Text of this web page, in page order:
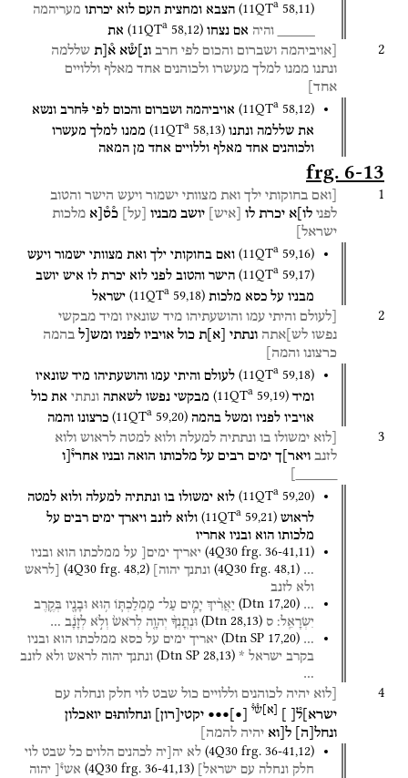
(11QTa 58,11) הצבא ומחצית העם לוא יכרתו מעריהמה
והיה אם נצחו (11QTa 58,12) את
2 [אויביהמה ושברום והכום לפי חרב ונ]ש֯א א֯[ת שללמה
ונתנו ממנו למלך מעשרו ולכוהנים אחד מאלף וללויים
אחד]
(11QTa 58,12) אויביהמה ושברום והכום לפי לחרב ונשא
את שללמה ונתנו (11QTa 58,13) ממנו למלך מעשרו
ולכוהנים אחד מאלף וללויים אחד מן המאה
frg. 6-13
1 [ואם בחוקותי ילך ואת מצוותי ישמור ויעש הישר והטוב
לפני לו]א יכרת לו איש יושב מבניו על כ֯ס֯[א מלכות
ישראל]
(11QTa 59,16) ואם בחוקותי ילך ואת מצוותי ישמור ויעש
(11QTa 59,17) הישר והטוב לפני לוא יכרת לו איש יושב
מבניו על כסא מלכות (11QTa 59,18) ישראל
2 [לעולם והיתי עמו והושעתיהו מיד שונאיו ומיד מבקשי
נפשו לש]אתה ונתתי א ת כול אויביו לפניו ומש[ל בהמה
כרצונו והמה]
(11QTa 59,18) לעולם והיתי עמו והושעתיהו מיד שונאיו
ומיד
(11QTa 59,19) מבקשי נפשו לשאתה ונתתי את כול
אויביו לפניו ומשל בהמה (11QTa 59,20) כרצונו והמה
3 [לוא ימשולו בו ונתתיה למעלה ולוא למטה לראוש ולוא
לזנב ויאר]ך ימים רבים על מלכותו הואה ובניו אחרי֯[ו
(11QTa 59,20) לוא ימשולו בו ונתתיה למעלה ולוא למטה
לראוש
(11QTa 59,21) ולוא לזנב ויארך ימים רבים על
מלכותו הוא ובניו אחריו
(4Q30 frg. 36-41,11) יאריך ימים[ על ממלכתו הוא ובניו
…
(4Q30 frg. 48,1) ונתנך יהוה] (4Q30 frg. 48,2)
[לראש
ולא לזנב
…
(Dtn 17,20) יַאֲרִ֨יךְ יָמִ֧ים עַל־ מַמְלַכְתּ֛וֹ ה֥וּא וּבָנָ֖יו בְּקֶ֥רֶב
יִשְׂרָאֵֽל׃ ס (Dtn 28,13) וּנְתֽ͏ָנְךָ֨ יְהוָ֤ה לְרֹאשׁ֙ וְלֹ֣א לְזָנָ֔ב …
…
(Dtn SP 17,20) יאריך ימים על כסא ממלכתו הוא ובניו
בקרב ישראל *
(Dtn SP 28,13) ונתנך יהוה לראש ולא לזנב
…
4 [לוא יהיה לכוהנים וללויים כול שבט לוי חלק ונחלה עם
ישרא]ל֯
א ש֯י֯ •
••• יקטי רון ונחלותום יואכלון
ונחל ה ל[וא יהיה להמה]
(4Q30 frg. 36-41,12) לא יה[יה לכהנים הלוים כל שבט לוי
חלק ונחלה עם ישראל] (4Q30 frg. 36-41,13) אשי֯[
יהוה